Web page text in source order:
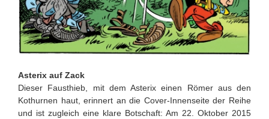
Asterix auf Zack
Dieser Fausthieb, mit dem Asterix einen Römer aus den
Kothurnen haut, erinnert an die Cover-Innenseite der Reihe
und ist zugleich eine klare Botschaft: Am 22. Oktober 2015